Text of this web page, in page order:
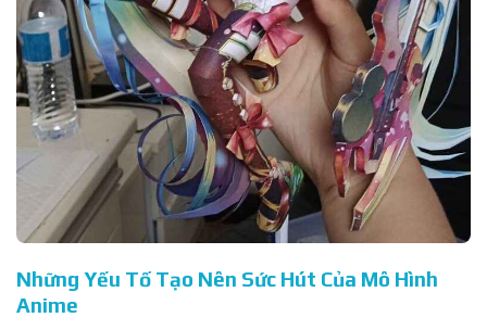
Những Yếu Tố Tạo Nên Sức Hút Của Mô Hình
Anime